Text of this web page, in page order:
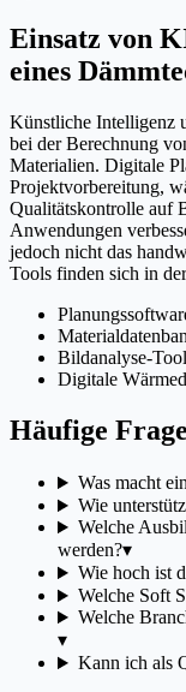
Einsatz von
eines
Künstliche Intelligenz
bei der Berechnung
Materialien. Digitale
Projektvorbereitung,
Qualitätskontrolle auf
Anwendungen
jedoch nicht das
Tools finden sich in
Bildanalyse-
Digitale
Häufige
Was macht
Wie
Welche
werden?▾
Wie hoch ist
Welche Soft
Welche
▾
Kann ich als